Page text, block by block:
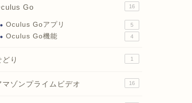
Go 16
Oculus Goアプリ 5
Oculus Go機能 4
どり 1
マゾンプライムビデオ 16